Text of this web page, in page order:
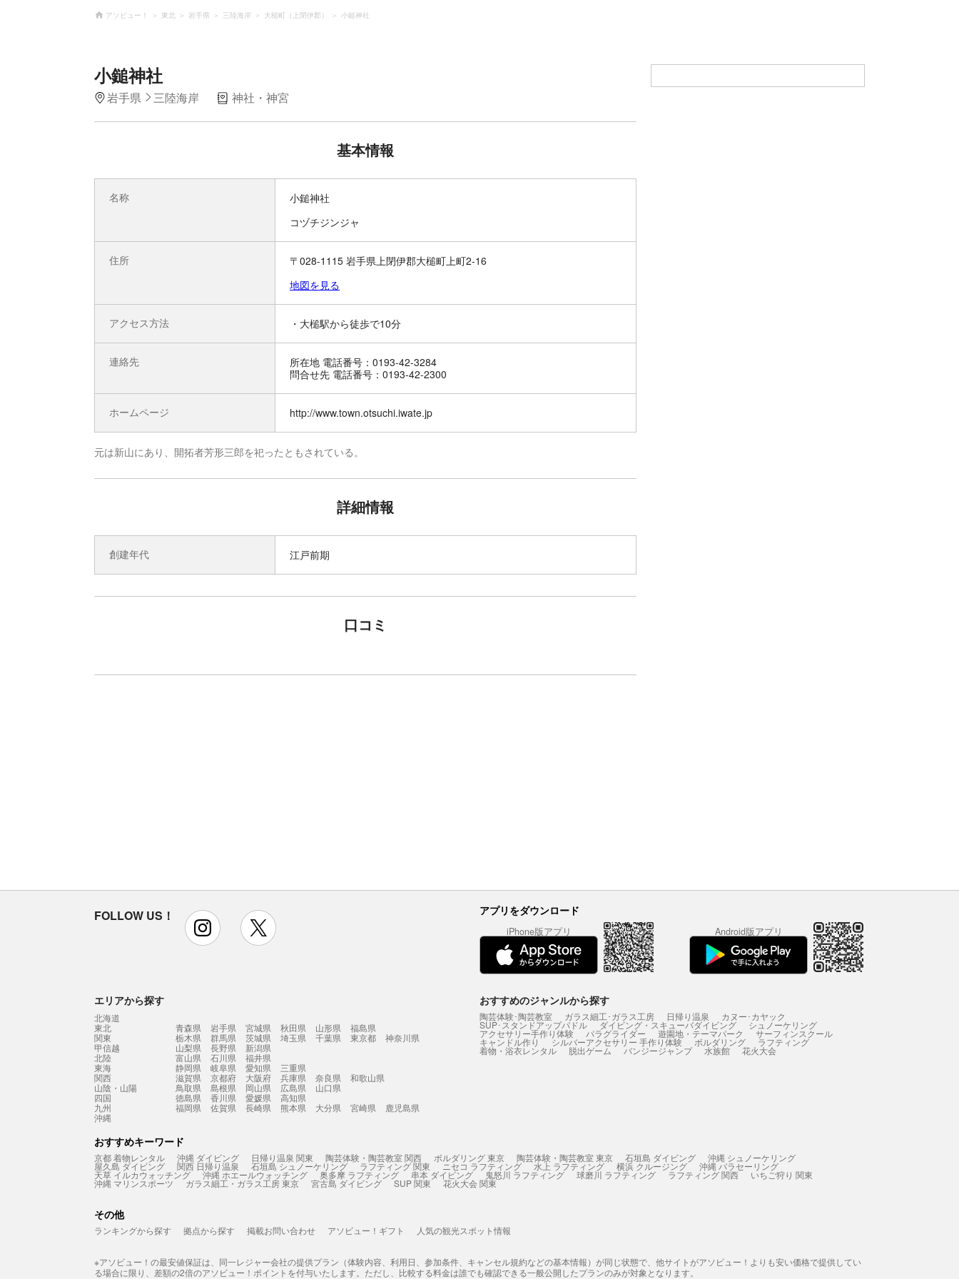
アソビュー！ 東北 岩手県 三陸海岸 大槌町（上閉伊郡） 小鎚神社
小鎚神社
岩手県 三陸海岸 神社・神宮
基本情報
名称
小鎚神社
コヅチジンジャ
住所
〒028-1115 岩手県上閉伊郡大槌町上町2-16
地図を見る
アクセス方法 ・大槌駅から徒歩で10分
連絡先
所在地 電話番号：0193-42-3284
問合せ先 電話番号：0193-42-2300
ホームページ http://www.town.otsuchi.iwate.jp
元は新山にあり、開拓者芳形三郎を祀ったともされている。
詳細情報
創建年代 江戸前期
口コミ
FOLLOW US！ instagram アプリをダウンロード
iPhone版アプリ Android版アプリ
エリアから探す
北海道
東北
青森県 岩手県 宮城県 秋田県 山形県
福島県
関東
栃木県 群馬県 茨城県 埼玉県 千葉県 東京都
神奈川県
甲信越
山梨県 長野県
新潟県
北陸
富山県 石川県
福井県
東海
静岡県 岐阜県 愛知県
三重県
関西
滋賀県 京都府 大阪府 兵庫県 奈良県
和歌山県
山陰・山陽
鳥取県 島根県 岡山県 広島県
山口県
四国
徳島県 香川県 愛媛県
高知県
九州
福岡県 佐賀県 長崎県 熊本県 大分県 宮崎県
鹿児島県
沖縄
おすすめのジャンルから探す
陶芸体験･陶芸教室 ガラス細工･ガラス工房 日帰り温泉 カヌー･カヤック
SUP･スタンドアップパドル ダイビング・スキューバダイビング シュノーケリング
アクセサリー手作り体験 パラグライダー 遊園地・テーマパーク サーフィンスクール
キャンドル作り シルバーアクセサリー 手作り体験 ボルダリング ラフティング
着物・浴衣レンタル 脱出ゲーム バンジージャンプ 水族館 花火大会
おすすめキーワード
京都 着物レンタル 沖縄 ダイビング 日帰り温泉 関東 陶芸体験・陶芸教室 関西 ボルダリング 東京 陶芸体験・陶芸教室 東京 石垣島 ダイビング 沖縄 シュノーケリング
屋久島 ダイビング 関西 日帰り温泉 石垣島 シュノーケリング ラフティング 関東 ニセコ ラフティング 水上 ラフティング 横浜 クルージング 沖縄 パラセーリング
天草 イルカウォッチング 沖縄 ホエールウォッチング 奥多摩 ラフティング 串本 ダイビング 鬼怒川 ラフティング 球磨川 ラフティング ラフティング 関西 いちご狩り 関東
沖縄 マリンスポーツ ガラス細工・ガラス工房 東京 宮古島 ダイビング SUP 関東 花火大会 関東
その他
ランキングから探す 拠点から探す 掲載お問い合わせ アソビュー！ギフト 人気の観光スポット情報
※アソビュー！の最安値保証は、同一レジャー会社の提供プラン（体験内容、利用日、参加条件、キャンセル規約などの基本情報）が同じ状態で、他サイトがアソビュー！よりも安い価格で提供してい
る場合に限り、差額の2倍のアソビュー！ポイントを付与いたします。ただし、比較する料金は誰でも確認できる一般公開したプランのみが対象となります。